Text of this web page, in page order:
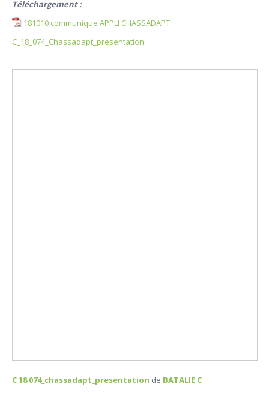
Téléchargement :
181010 communique APPLI CHASSADAPT
C_18_074_Chassadapt_presentation
C 18 074_chassadapt_presentation de BATALIE C